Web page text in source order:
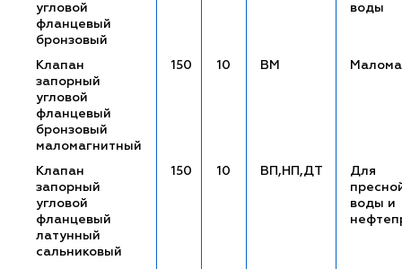
угловой
фланцевый
бронзовый
воды
Клапан
запорный
угловой
фланцевый
бронзовый
маломагнитный
150 10 ВМ
Клапан
запорный
угловой
фланцевый
латунный
сальниковый
150 10 ВП,НП,ДТ
Для
воды и